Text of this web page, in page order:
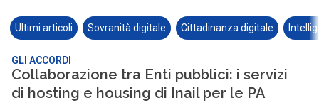
Ultimi articoli Sovranità digitale Cittadinanza digitale
GLI ACCORDI
Collaborazione tra Enti pubblici: i servizi
di hosting e housing di Inail per le PA